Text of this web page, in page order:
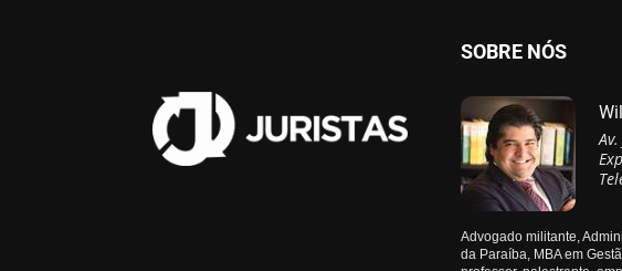
SOBRE NÓS
Advogado militante,
da Paraíba, MBA em